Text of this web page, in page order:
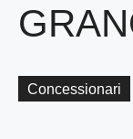
Concessionari